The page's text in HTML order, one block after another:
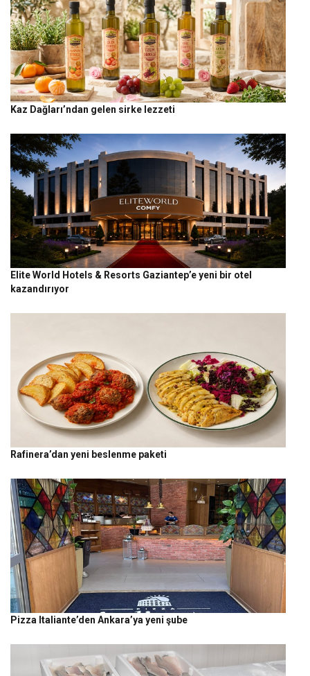
Kaz Dağları’ndan gelen sirke lezzeti
Elite World Hotels & Resorts Gaziantep’e yeni bir otel
kazandırıyor
Rafinera’dan yeni beslenme paketi
Pizza Italiante’den Ankara’ya yeni şube